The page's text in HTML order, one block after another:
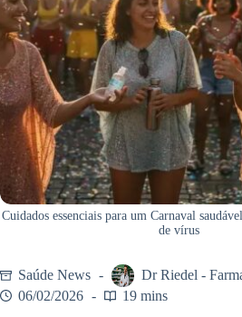
Cuidados essenciais para um Carnaval
de vírus
Saúde News
Dr Riedel -
06/02/2026
19 mins